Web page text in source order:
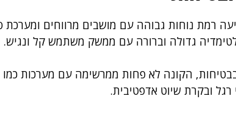
רמת נוחות גבוהה עם מושבים מרווחים ומערכת
גדולה וברורה עם ממשק משתמש קל ונגיש.
הקונה לא פחות ממרשימה עם מערכות
רגל ובקרת שיוט אדפטיבית.